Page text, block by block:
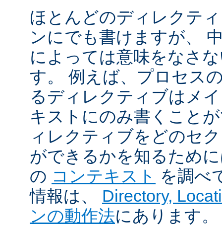
ほとんどのディレクテ
ンにでも書けますが、
によっては意味をなさ
す。 例えば、プロセス
るディレクティブはメ
キストにのみ書くこと
ィレクティブをどのセ
ができるかを知るため
の コンテキスト を調べ
情報は、 Directory,
ンの動作法にあります。